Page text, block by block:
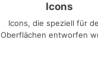
Icons
Icons, die speziell für
Oberflächen entworfen